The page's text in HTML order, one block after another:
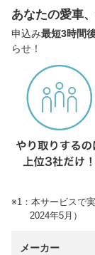
あなたの愛車
申込み最短3時間
らせ！
※1：本サービスで
2024年5月）
メーカー